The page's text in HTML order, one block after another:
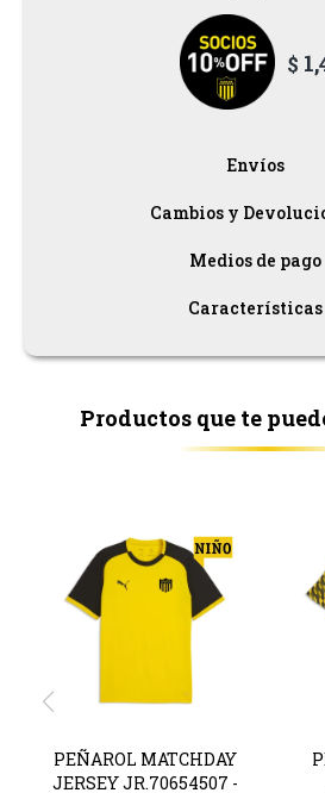
$
Envíos
Cambios y
Medios de pago
Características
Productos que te
PEÑAROL MATCHDAY
JERSEY JR.70654507 -